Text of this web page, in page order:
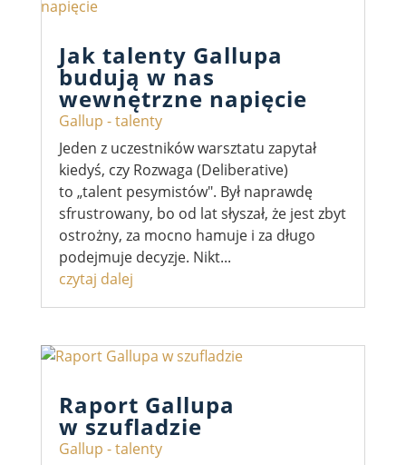
Jak talenty Gallupa
budują w nas
wewnętrzne napięcie
Gallup - talenty
Jeden z uczestników warsztatu zapytał
kiedyś, czy Rozwaga (Deliberative)
to „talent pesymistów". Był naprawdę
sfrustrowany, bo od lat słyszał, że jest zbyt
ostrożny, za mocno hamuje i za długo
podejmuje decyzje. Nikt...
czytaj dalej
Raport Gallupa
w szufladzie
Gallup - talenty